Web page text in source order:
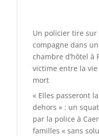
Un policier tire sur
compagne dans
chambre d’hôtel à
victime entre la vie
mort
« Elles passeront
dehors » : un
par la police à
familles « sans